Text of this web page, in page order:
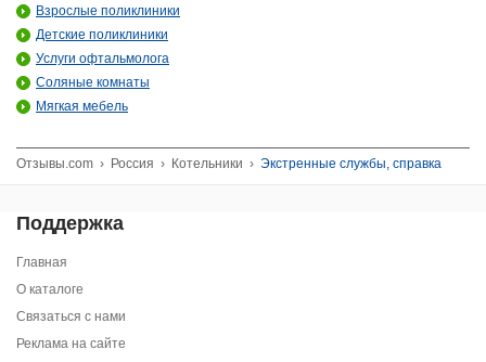
Взрослые поликлиники
Детские поликлиники
Услуги офтальмолога
Соляные комнаты
Мягкая мебель
Отзывы.com › Россия › Котельники › Экстренные службы, справка
Поддержка
Главная
О каталоге
Связаться с нами
Реклама на сайте